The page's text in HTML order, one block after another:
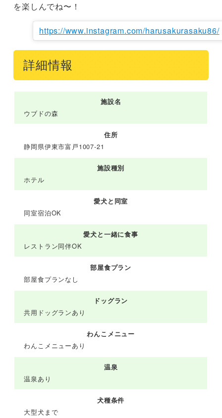
を楽しんでね〜！
https://www.instagram.com/harusakurasaku86/
詳細情報
施設名
ウブドの森
住所
静岡県伊東市富戸1007-21
施設種別
ホテル
愛犬と同室
同室宿泊OK
愛犬と一緒に食事
レストラン同伴OK
部屋食プラン
部屋食プランなし
ドッグラン
共用ドッグランあり
わんこメニュー
わんこメニューあり
温泉
温泉あり
犬種条件
大型犬まで